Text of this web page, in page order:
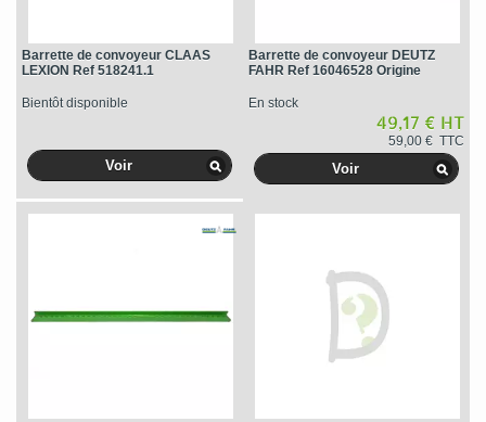
Barrette de convoyeur CLAAS
LEXION Ref 518241.1
Bientôt disponible
Voir
Barrette de convoyeur DEUTZ
FAHR Ref 16046528 Origine
En stock
49,17 € HT
59,00 € TTC
Voir